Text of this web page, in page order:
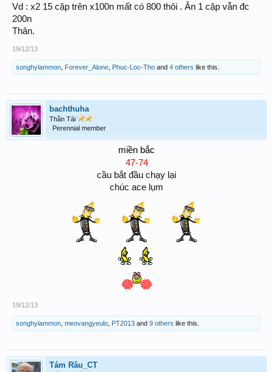
Vd : x2 15 cặp trên x100n mất có 800 thôi . Ăn 1 cặp vẫn đc
200n
Thân.
19/12/13
songhylammon Forever_Alone Phuc-Loc-Tho and 4 others like this.
bachthuha
Thần Tài
Perennial member
miền bắc
47-74
cầu bắt đầu chạy lại
chúc ace lụm
19/12/13
songhylammon meovangyeulo PT2013 and 9 others like this.
Tám Râu_CT